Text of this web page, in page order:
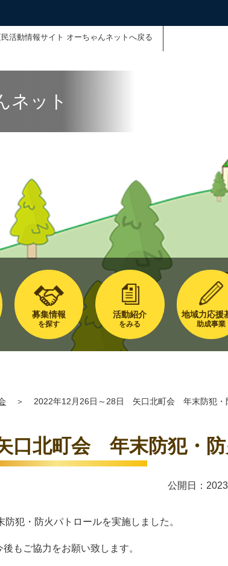
活動情報サイト オーちゃんネットへ戻る
ネット
募集情報
を探す
活動紹介
をみる
地域力応援
助成事業
＞ 2022年12月26日～28日 矢口北町会 年末防犯・
口北町会 年末防犯・
公開日：
犯・防火パトロールを実施しました。
もご協力をお願い致します。